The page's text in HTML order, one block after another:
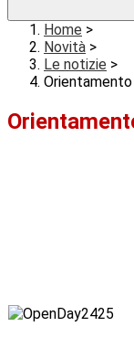
Home >
Novità >
Le notizie >